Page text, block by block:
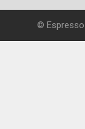
© Espresso